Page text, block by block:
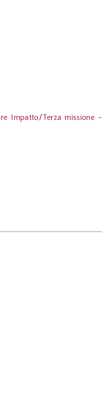
Impatto/Terza missione -